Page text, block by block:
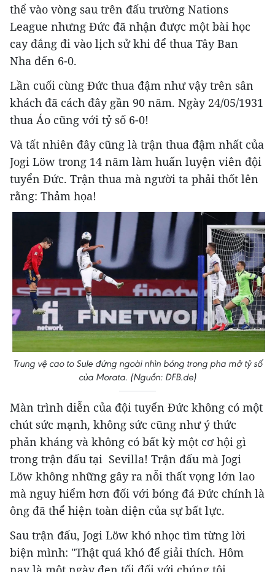
thể vào vòng sau trên đấu trường Nations
League nhưng Đức đã nhận được một bài học
cay đắng đi vào lịch sử khi để thua Tây Ban
Nha đến 6-0.
Lần cuối cùng Đức thua đậm như vậy trên sân
khách đã cách đây gần 90 năm. Ngày 24/05/1931
thua Áo cũng với tỷ số 6-0!
Và tất nhiên đây cũng là trận thua đậm nhất của
Jogi Löw trong 14 năm làm huấn luyện viên đội
tuyển Đức. Trận thua mà người ta phải thốt lên
rằng: Thảm họa!
Trung vệ cao to Sule đứng ngoài nhìn bóng trong pha mở tỷ số
của Morata. (Nguồn: DFB.de)
Màn trình diễn của đội tuyển Đức không có một
chút sức mạnh, không sức cũng như ý thức
phản kháng và không có bất kỳ một cơ hội gì
trong trận đấu tại Sevilla! Trận đấu mà Jogi
Löw không những gây ra nỗi thất vọng lớn lao
mà nguy hiểm hơn đối với bóng đá Đức chính là
ông đã thể hiện toàn diện của sự bất lực.
Sau trận đấu, Jogi Löw khó nhọc tìm từng lời
biện mình: "Thật quá khó để giải thích. Hôm